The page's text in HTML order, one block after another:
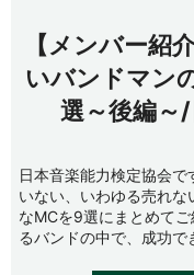
【メンバー紹
いバンドマン
選～後編～
日本音楽能力検定協会
いない、いわゆる売れ
なMCを9選にまとめて
るバンドの中で、成功